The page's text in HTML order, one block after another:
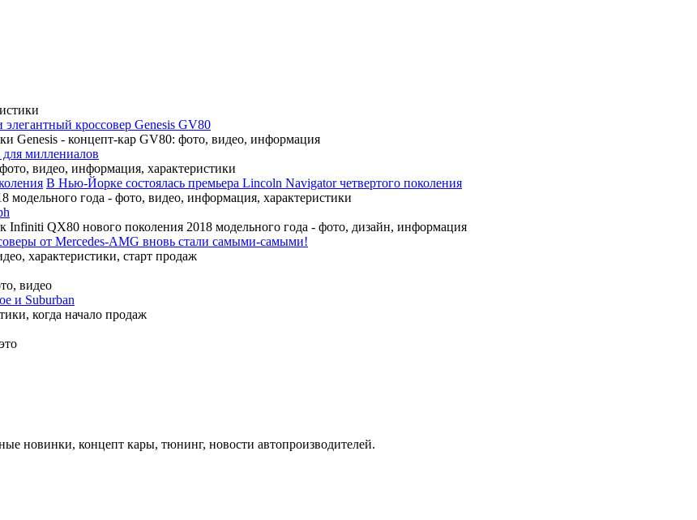
кроссовер Genesis GV80
Genesis - концепт-кар GV80: фото, видео, информация
миллениалов
видео, информация, характеристики
В Нью-Йорке состоялась премьера Lincoln Navigator четвертого поколения
года - фото, видео, информация, характеристики
QX80 нового поколения 2018 модельного года - фото, дизайн, информация
от Mercedes-AMG вновь стали самыми-самыми!
характеристики, старт продаж
видео
и Suburban
когда начало продаж
новинки, концепт кары, тюнинг, новости автопроизводителей.